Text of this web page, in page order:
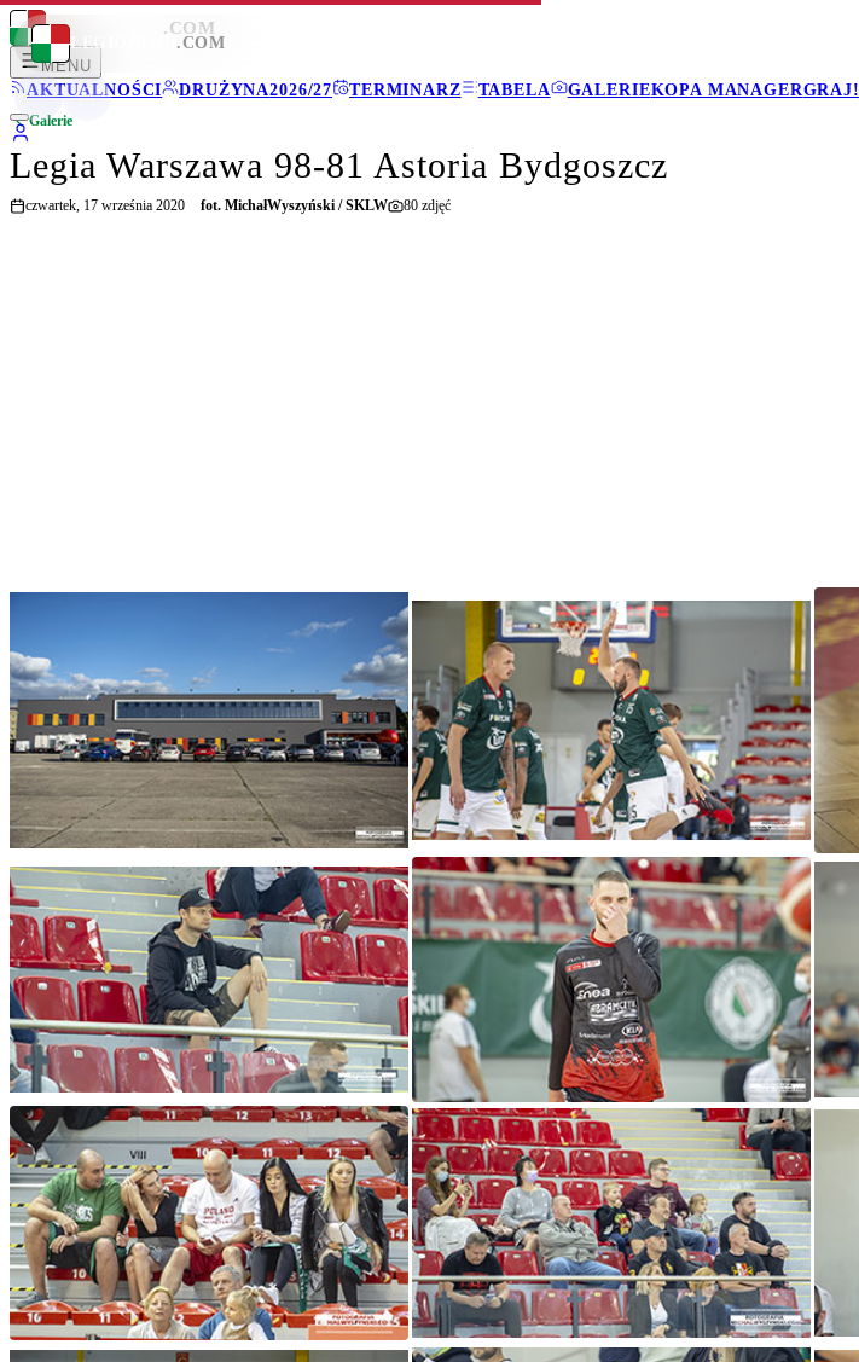
LEGIONISCI .COM
MENU
AKTUALNOŚCI
DRUŻYNA2026/27 TERMINARZ TABELA GALERIEKOPA MANAGERGRAJ!
LEGIONISCI .COM
Galerie
Legia Warszawa 98-81 Astoria Bydgoszcz
czwartek, 17 września 2020 fot. MichałWyszyński / SKLW 80 zdjęć